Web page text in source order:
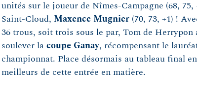
unités sur le joueur de Nîmes-Campagne (68,
Saint-Cloud, Maxence Mugnier(70, 73, +1) !
36 trous, soit trois sous le par, Tom de Herrypon
soulever la coupe Ganay, récompensant le
championnat. Place désormais au tableau final
meilleurs de cette entrée en matière.